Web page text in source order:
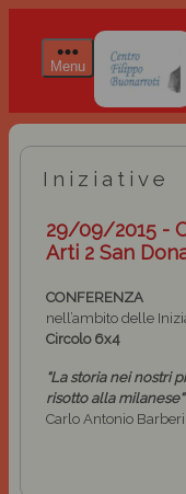
Menu
Iniziative
29/09/2015 -
Arti 2 San
CONFERENZA
nell’ambito delle
Circolo 6x4
“La storia nei nostri
risotto alla milanese“
Carlo Antonio